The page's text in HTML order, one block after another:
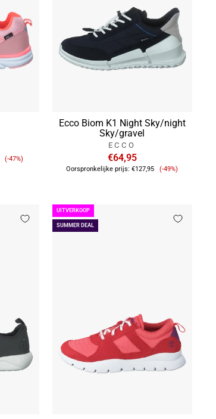
Verkoopprijs
(-47%)
Ecco Biom K1 Night Sky/night
Sky/gravel
ECCO
€64,95
Oorspronkelijke prijs:€127,95 Verkoopprijs
(-49%)
SUMMER DEAL
UITVERKOOP